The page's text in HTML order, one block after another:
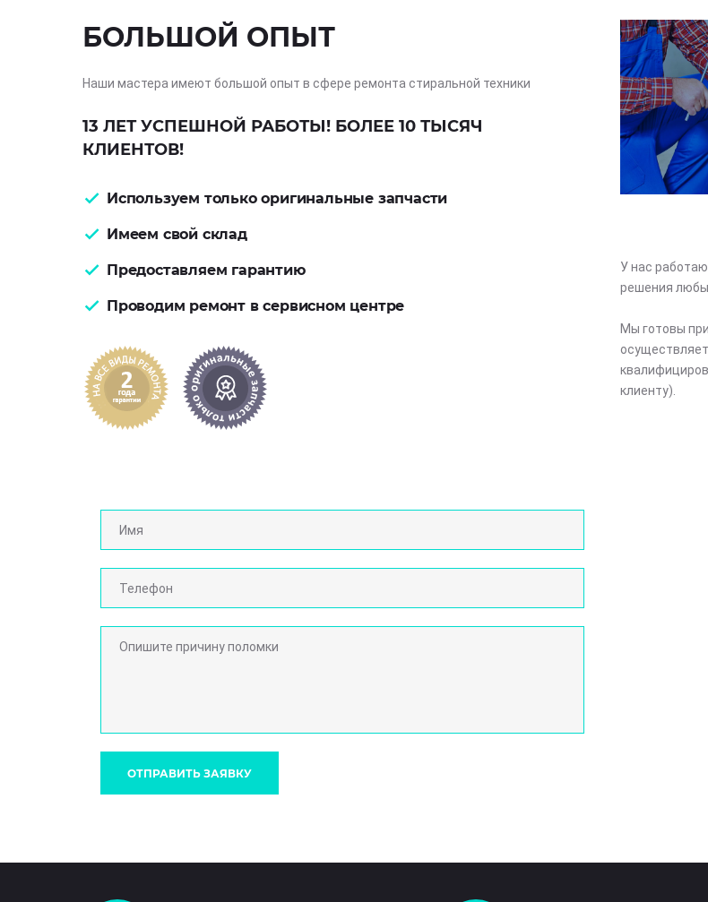
БОЛЬШОЙ ОПЫТ
Наши мастера имеют большой опыт в сфере ремонта стиральной техники
13 ЛЕТ УСПЕШНОЙ РАБОТЫ! БОЛЕЕ 10 ТЫСЯЧ
КЛИЕНТОВ!
Используем только оригинальные запчасти
Имеем свой склад
Предоставляем гарантию
Проводим ремонт в сервисном центре
У нас
решения
Мы готовы
клиенту).
ОТПРАВИТЬ ЗАЯВКУ